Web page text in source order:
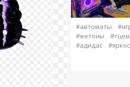
#автоматы
#жетоны
#адидас